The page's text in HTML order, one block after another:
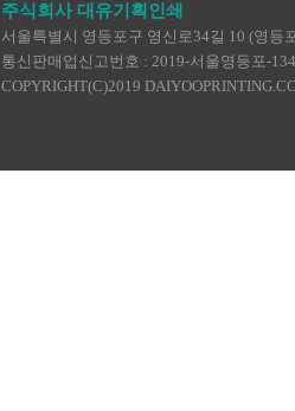
주식회사 대유기획인쇄
서울특별시 영등포구 영신로34길 10 (영등
통신판매업신고번호 : 2019-서울영등포-
COPYRIGHT(C)2019